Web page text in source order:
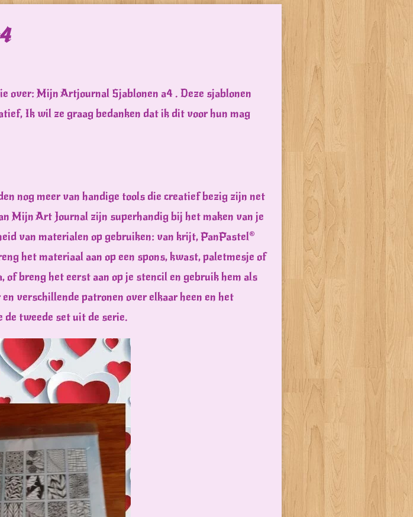
over: Mijn Artjournal Sjablonen a4 . Deze sjablonen
Ik wil ze graag bedanken dat ik dit voor hun mag
nog meer van handige tools die creatief bezig zijn net
Mijn Art Journal zijn superhandig bij het maken van je
van materialen op gebruiken: van krijt, PanPastel®
het materiaal aan op een spons, kwast, paletmesje of
breng het eerst aan op je stencil en gebruik hem als
verschillende patronen over elkaar heen en het
tweede set uit de serie.